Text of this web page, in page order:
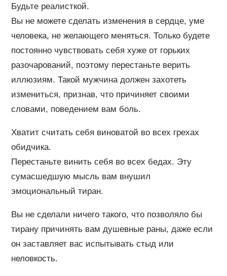
Будьте реалисткой.
Вы не можете сделать изменения в сердце, уме
человека, не желающего меняться. Только будете
постоянно чувствовать себя хуже от горьких
разочарований, поэтому перестаньте верить
иллюзиям. Такой мужчина должен захотеть
измениться, признав, что причиняет своими
словами, поведением вам боль.
Хватит считать себя виноватой во всех грехах
обидчика.
Перестаньте винить себя во всех бедах. Эту
сумасшедшую мысль вам внушил
эмоциональный тиран.
Вы не сделали ничего такого, что позволяло бы
тирану причинять вам душевные раны, даже если
он заставляет вас испытывать стыд или
неловкость.